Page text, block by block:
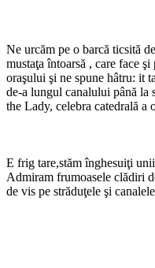
Ne urcăm pe o barcă ticsită
mustaţa întoarsă , care face
oraşului şi ne spune hâtru: it
de-a lungul canalului până la
the Lady, celebra catedrală a
E frig tare,stăm înghesuiţi
Admiram frumoasele clădiri
de vis pe străduţele şi